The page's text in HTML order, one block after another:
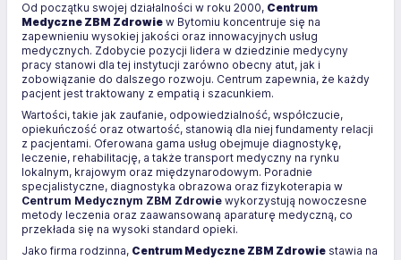
Od początku swojej działalności w roku 2000, Centrum
Medyczne ZBM Zdrowie w Bytomiu koncentruje się na
zapewnieniu wysokiej jakości oraz innowacyjnych usług
medycznych. Zdobycie pozycji lidera w dziedzinie medycyny
pracy stanowi dla tej instytucji zarówno obecny atut, jak i
zobowiązanie do dalszego rozwoju. Centrum zapewnia, że każdy
pacjent jest traktowany z empatią i szacunkiem.
Wartości, takie jak zaufanie, odpowiedzialność, współczucie,
opiekuńczość oraz otwartość, stanowią dla niej fundamenty relacji
z pacjentami. Oferowana gama usług obejmuje diagnostykę,
leczenie, rehabilitację, a także transport medyczny na rynku
lokalnym, krajowym oraz międzynarodowym. Poradnie
specjalistyczne, diagnostyka obrazowa oraz fizykoterapia w
Centrum Medycznym ZBM Zdrowie wykorzystują nowoczesne
metody leczenia oraz zaawansowaną aparaturę medyczną, co
przekłada się na wysoki standard opieki.
Jako firma rodzinna, Centrum Medyczne ZBM Zdrowie stawia na